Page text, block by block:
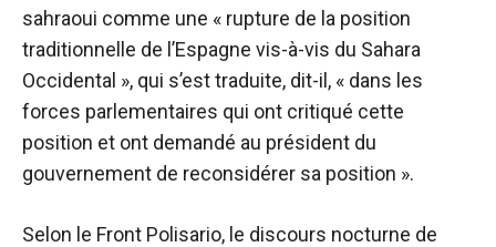
sahraoui comme une « rupture de la position
traditionnelle de l’Espagne vis-à-vis du Sahara
Occidental », qui s’est traduite, dit-il, « dans les
forces parlementaires qui ont critiqué cette
position et ont demandé au président du
gouvernement de reconsidérer sa position ».
Selon le Front Polisario, le discours nocturne de